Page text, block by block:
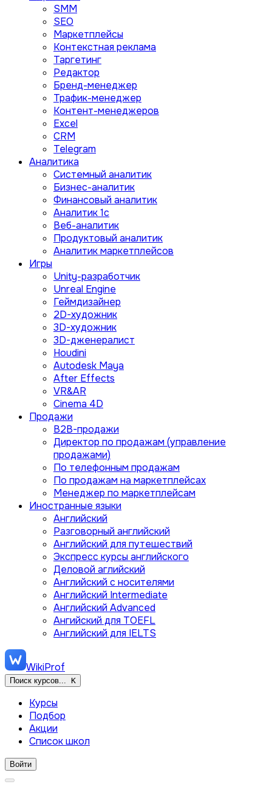
SMM
SEO
Маркетплейсы
Контекстная реклама
Таргетинг
Редактор
Бренд-менеджер
Трафик-менеджер
Контент-менеджеров
Excel
CRM
Telegram
Аналитика
Системный аналитик
Бизнес-аналитик
Финансовый аналитик
Aналитик 1с
Веб-аналитик
Продуктовый аналитик
Аналитик маркетплейсов
Игры
Unity-разработчик
Unreal Engine
Геймдизайнер
2D-художник
3D-художник
3D-дженералист
Houdini
Autodesk Maya
After Effects
VR&AR
Cinema 4D
Продажи
B2B-продажи
Директор по продажам (управление
продажами)
По телефонным продажам
По продажам на маркетплейсах
Менеджер по маркетплейсам
Иностранные языки
Английский
Разговорный английский
Английский для путешествий
Экспресс курсы английского
Деловой аглийский
Английский с носителями
Английский Intermediate
Английский Advanced
Ангийский для TOEFL
Английский для IELTS
WikiProf
Поиск курсов... K
Курсы
Подбор
Акции
Список школ
Войти